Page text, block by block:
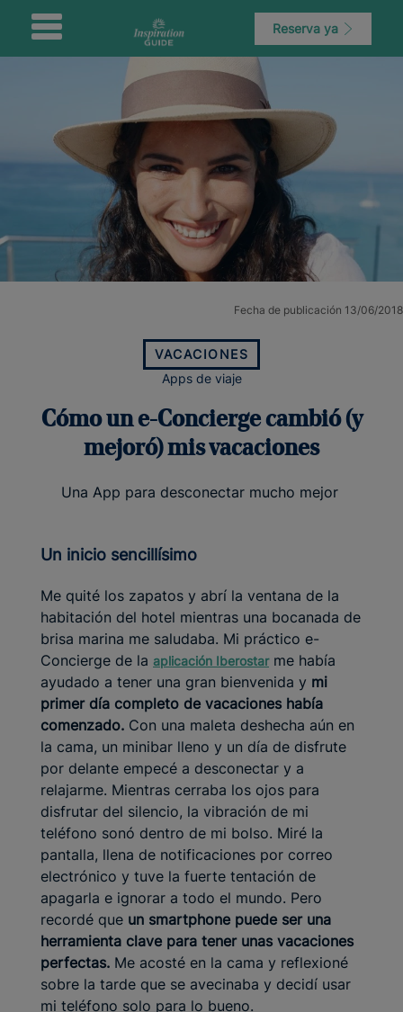
Reserva ya
Fecha de publicación 13/06/2018
VACACIONES
Apps de viaje
Cómo un e-Concierge cambió (y
mejoró) mis vacaciones
Una App para desconectar mucho mejor
Un inicio sencillísimo
Me quité los zapatos y abrí la ventana de la
habitación del hotel mientras una bocanada de
brisa marina me saludaba. Mi práctico e-
Concierge de la aplicación Iberostarme había
ayudado a tener una gran bienvenida y mi
primer día completo de vacaciones había
comenzado. Con una maleta deshecha aún en
la cama, un minibar lleno y un día de disfrute
por delante empecé a desconectar y a
relajarme. Mientras cerraba los ojos para
disfrutar del silencio, la vibración de mi
teléfono sonó dentro de mi bolso. Miré la
pantalla, llena de notificaciones por correo
electrónico y tuve la fuerte tentación de
apagarla e ignorar a todo el mundo. Pero
recordé que un smartphone puede ser una
herramienta clave para tener unas vacaciones
perfectas. Me acosté en la cama y reflexioné
sobre la tarde que se avecinaba y decidí usar
mi teléfono solo para lo bueno.